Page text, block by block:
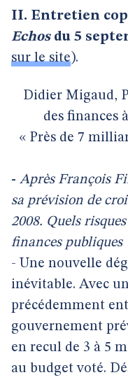
II. Entretien
Echos du 5
sur le site).
Didier Migaud,
des finances
« Près de 7
- Après François
sa prévision de
2008. Quels
finances publiques
- Une nouvelle
inévitable. Avec
précédemment
gouvernement
en recul de 3 à 5
au budget voté.